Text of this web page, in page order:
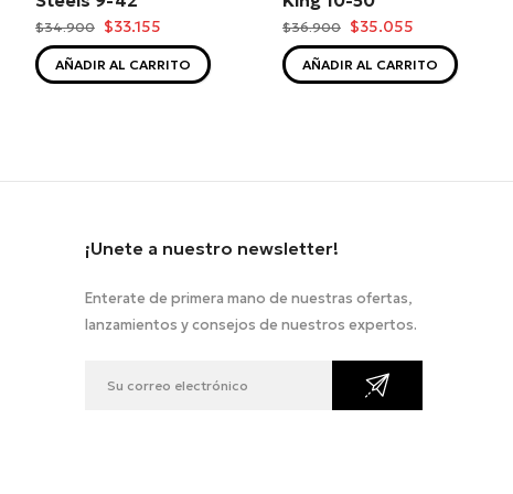
$34.900 $33.155
AÑADIR AL CARRITO
$36.900 $35.055
AÑADIR AL CARRITO
¡Unete a nuestro newsletter!
Enterate de primera mano de nuestras ofertas,
lanzamientos y consejos de nuestros expertos.